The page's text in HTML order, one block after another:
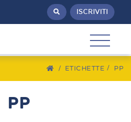
ISCRIVITI
/ ETICHETTE PP
PP